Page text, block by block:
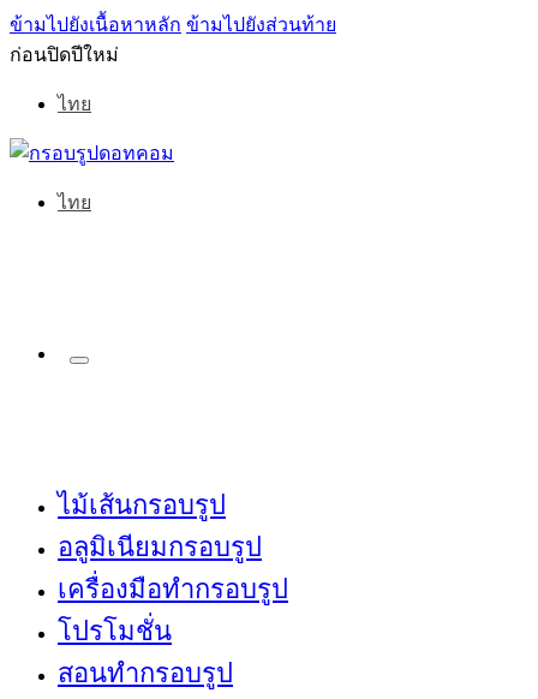
ข้ามไปยังเนื้อหาหลัก ข้ามไปยังส่วนท้าย
ก่อนปิดปีใหม่
ไทย
ไทย
ไม้เส้นกรอบรูป
อลูมิเนียมกรอบรูป
เครื่องมือทำกรอบรูป
โปรโมชั่น
สอนทำกรอบรูป